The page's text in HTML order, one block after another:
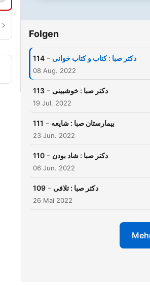
Folgen
114 - دکتر صبا : کتاب و کتاب خوانی
08 Aug. 2022
113 - دکتر صبا : خوشبینی
19 Jul. 2022
111 - بیمارستان صبا : شایعه
23 Jun. 2022
110 - دکتر صبا : شاد بودن
06 Jun. 2022
109 - دکتر صبا : تلافی
26 Mai 2022